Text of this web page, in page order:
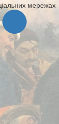
мережах